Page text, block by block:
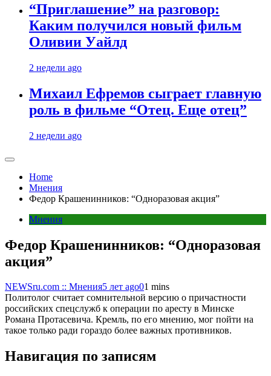
“Приглашение” на разговор:
Каким получился новый фильм
Оливии Уайлд
2 недели ago
Михаил Ефремов сыграет главную
роль в фильме “Отец. Еще отец”
2 недели ago
Home
Мнения
Федор Крашенинников: “Одноразовая акция”
Мнения
Федор Крашенинников: “Одноразовая
акция”
NEWSru.com :: Мнения5 лет ago01 mins
Политолог считает сомнительной версию о причастности
российских спецслужб к операции по аресту в Минске
Романа Протасевича. Кремль, по его мнению, мог пойти на
такое только ради гораздо более важных противников.
Навигация по записям